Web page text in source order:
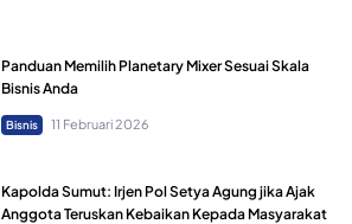
Panduan Memilih Planetary Mixer Sesuai Skala
Bisnis Anda
Bisnis 11 Februari 2026
Kapolda Sumut: Irjen Pol Setya Agung jika Ajak
Anggota Teruskan Kebaikan Kepada Masyarakat